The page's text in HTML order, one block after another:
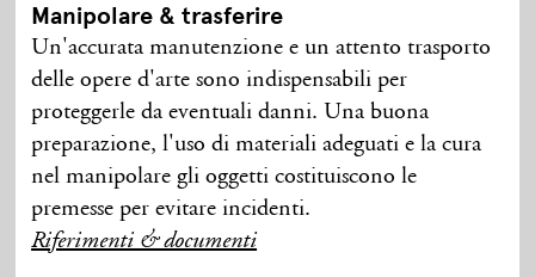
Manipolare & trasferire
Un'accurata manutenzione e un attento trasporto
delle opere d'arte sono indispensabili per
proteggerle da eventuali danni. Una buona
preparazione, l'uso di materiali adeguati e la cura
nel manipolare gli oggetti costituiscono le
premesse per evitare incidenti.
Riferimenti & documenti